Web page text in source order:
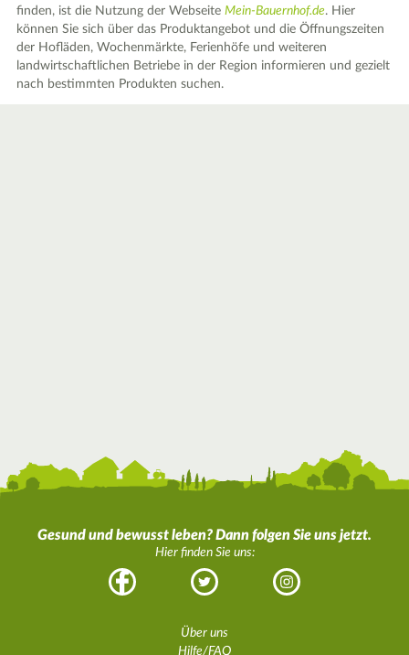
finden, ist die Nutzung der WebseiteMein-Bauernhof.de. Hier
können Sie sich über das Produktangebot und die Öffnungszeiten
der Hofläden, Wochenmärkte, Ferienhöfe und weiteren
landwirtschaftlichen Betriebe in der Region informieren und gezielt
nach bestimmten Produkten suchen.
Gesund und bewusst leben? Dann folgen Sie uns jetzt.
Hier finden Sie uns:
Facebook Twitter Instagram
Über uns
Hilfe/FAQ